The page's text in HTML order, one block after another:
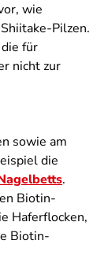
wie
Pilzen.
für
nicht zur
sowie am
die
.
Biotin-
Haferflocken,
Biotin-